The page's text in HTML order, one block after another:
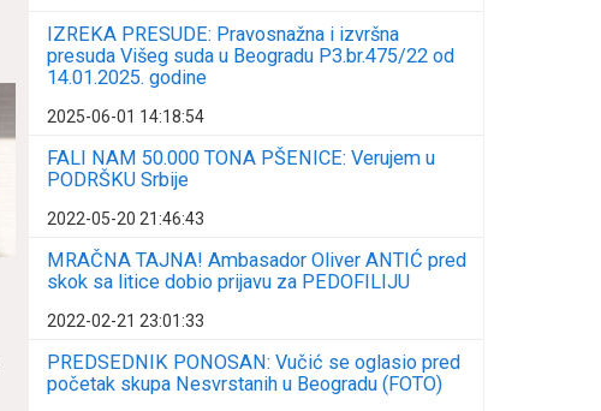
IZREKA PRESUDE: Pravosnažna i izvršna
presuda Višeg suda u Beogradu P3.br.475/22 od
14.01.2025. godine
2025-06-01 14:18:54
FALI NAM 50.000 TONA PŠENICE: Verujem u
PODRŠKU Srbije
2022-05-20 21:46:43
MRAČNA TAJNA! Ambasador Oliver ANTIĆ pred
skok sa litice dobio prijavu za PEDOFILIJU
2022-02-21 23:01:33
PREDSEDNIK PONOSAN: Vučić se oglasio pred
početak skupa Nesvrstanih u Beogradu (FOTO)